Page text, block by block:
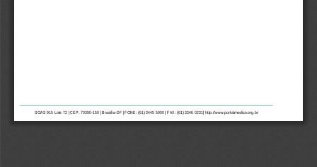
SGAS 915 Lote 72 | CEP: 70390 -150 | Brasília- DF | FONE: (61) 3445 5900 | FAX: (61) 3346 0231| http://www.portalmedico.org.br